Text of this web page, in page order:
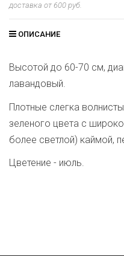
доставка от 600 руб.
ОПИСАНИЕ
Высотой до 60-70 см,
лавандовый.
Плотные слегка
зеленого цвета с
более светлой) каймой,
Цветение - июль.